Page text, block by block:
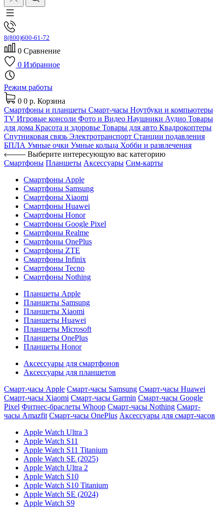
8(800)600-61-72
0 Сравнение
0 Избранное
Режим работы
0 0 р. Корзина
Смартфоны и планшеты Смарт-часы Ноутбуки и компьютеры
TV Игровые консоли Фото и Видео Наушники Аудио Товары
для дома Красота и здоровье Товары для авто Квадрокоптеры
Спутниковая связь Электротранспорт Станции подавления
БПЛА Умные очки Умные кольца Хобби и развлечения
Выберите интересующую вас категорию
Смартфоны Планшеты Аксессуары Сим-карты
Смартфоны Apple
Смартфоны Samsung
Смартфоны Xiaomi
Смартфоны Huawei
Смартфоны Honor
Смартфоны Google Pixel
Смартфоны Realme
Смартфоны OnePlus
Смартфоны ZTE
Смартфоны Infinix
Смартфоны Tecno
Смартфоны Nothing
Планшеты Apple
Планшеты Samsung
Планшеты Xiaomi
Планшеты Huawei
Планшеты Microsoft
Планшеты OnePlus
Планшеты Honor
Аксессуары для смартфонов
Аксессуары для планшетов
Смарт-часы Apple Смарт-часы Samsung Смарт-часы Huawei
Смарт-часы Xiaomi Смарт-часы Garmin Смарт-часы Google
Pixel Фитнес-браслеты Whoop Смарт-часы Nothing Смарт-
часы Amazfit Смарт-часы OnePlus Аксессуары для смарт-часов
Apple Watch Ultra 3
Apple Watch S11
Apple Watch S11 Titanium
Apple Watch SE (2025)
Apple Watch Ultra 2
Apple Watch S10
Apple Watch S10 Titanium
Apple Watch SE (2024)
Apple Watch S9